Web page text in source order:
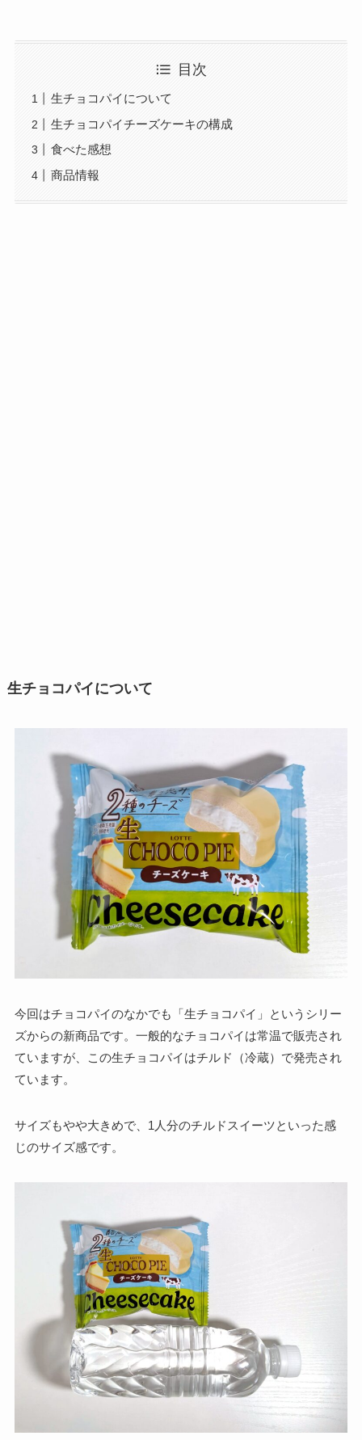
目次
生チョコパイについて
生チョコパイチーズケーキの構成
食べた感想
商品情報
生チョコパイについて
今回はチョコパイのなかでも「生チョコパイ」というシリー
ズからの新商品です。一般的なチョコパイは常温で販売され
ていますが、この生チョコパイはチルド（冷蔵）で発売され
ています。
サイズもやや大きめで、1人分のチルドスイーツといった感
じのサイズ感です。